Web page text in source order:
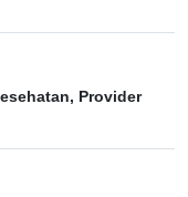
Provider